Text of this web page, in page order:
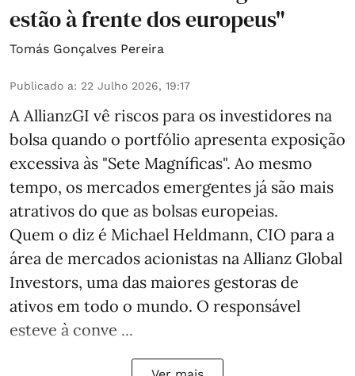
estão à frente dos europeus"
Tomás Gonçalves Pereira
Publicado a: 22 Julho 2026, 19:17
A AllianzGI vê riscos para os investidores na
bolsa quando o portfólio apresenta exposição
excessiva às "Sete Magníficas". Ao mesmo
tempo, os mercados emergentes já são mais
atrativos do que as bolsas europeias.
Quem o diz é Michael Heldmann, CIO para a
área de mercados acionistas na Allianz Global
Investors, uma das maiores gestoras de
ativos em todo o mundo. O responsável
esteve à conve ...